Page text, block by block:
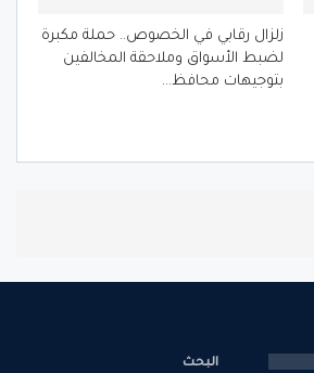
زلزال رقابي في الخصوص.. حملة مكبرة
لضبط الأسواق وملاحقة المخالفين
بتوجيهات محافظ…
البحث